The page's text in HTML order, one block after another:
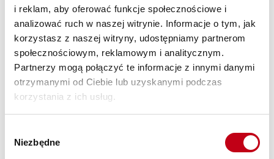
i reklam, aby oferować funkcje społecznościowe i
analizować ruch w naszej witrynie. Informacje o tym, jak
korzystasz z naszej witryny, udostępniamy partnerom
społecznościowym, reklamowym i analitycznym.
Partnerzy mogą połączyć te informacje z innymi danymi
otrzymanymi od Ciebie lub uzyskanymi podczas
korzystania z ich usług.
zgody
Niezbędne
sałatka z serem mozzarella, burakami i orzechami
nerkowca,
pudding chia z mleczkiem kokosowym,
pasta z awokado i orzechami włoskimi na kanapkę,
sałatka z figami, fetą i orzechami włoskimi.
Inne inspiracje na zdrowe posiłki
Zdrowy obiad w wersji wegetariańskiej: